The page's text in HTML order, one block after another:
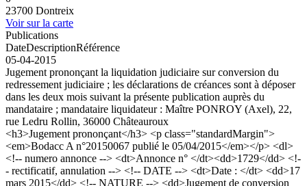
23700 Dontreix
Voir sur la carte
Publications
DateDescriptionRéférence
05-04-2015
Jugement prononçant la liquidation judiciaire sur conversion du
redressement judiciaire ; les déclarations de créances sont à déposer
dans les deux mois suivant la présente publication auprès du
mandataire ; mandataire liquidateur : Maître PONROY (Axel), 22,
rue Ledru Rollin, 36000 Châteauroux
<h3>Jugement prononçant</h3> <p class="standardMargin">
<em>Bodacc A n°20150067 publié le 05/04/2015</em></p> <dl>
<!-- numero annonce --> <dt>Annonce n° </dt><dd>1729</dd> <!-
- rectificatif, annulation --> <!-- DATE --> <dt>Date : </dt> <dd>17
mars 2015</dd> <!-- NATURE --> <dd>Jugement de conversion